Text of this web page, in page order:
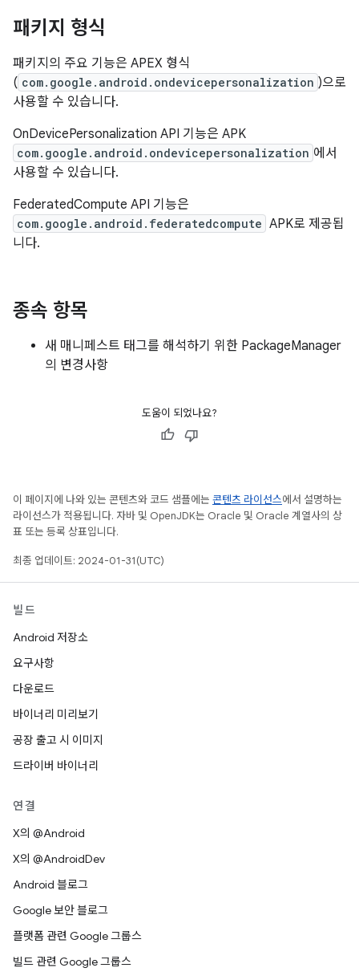
패키지 형식
패키지의 주요 기능은 APEX 형식
( com.google.android.ondevicepersonalization )으로
사용할 수 있습니다.
OnDevicePersonalization API 기능은 APK
com.google.android.ondevicepersonalization 에서
사용할 수 있습니다.
FederatedCompute API 기능은
com.google.android.federatedcompute APK로 제공됩
니다.
종속 항목
새 매니페스트 태그를 해석하기 위한 PackageManager
의 변경사항
도움이 되었나요?
이 페이지에 나와 있는 콘텐츠와 코드 샘플에는 콘텐츠 라이선스에서 설명하는
라이선스가 적용됩니다. 자바 및 OpenJDK는 Oracle 및 Oracle 계열사의 상
표 또는 등록 상표입니다.
최종 업데이트: 2024-01-31(UTC)
빌드
Android 저장소
요구사항
다운로드
바이너리 미리보기
공장 출고 시 이미지
드라이버 바이너리
연결
X의 @Android
X의 @AndroidDev
Android 블로그
Google 보안 블로그
플랫폼 관련 Google 그룹스
빌드 관련 Google 그룹스